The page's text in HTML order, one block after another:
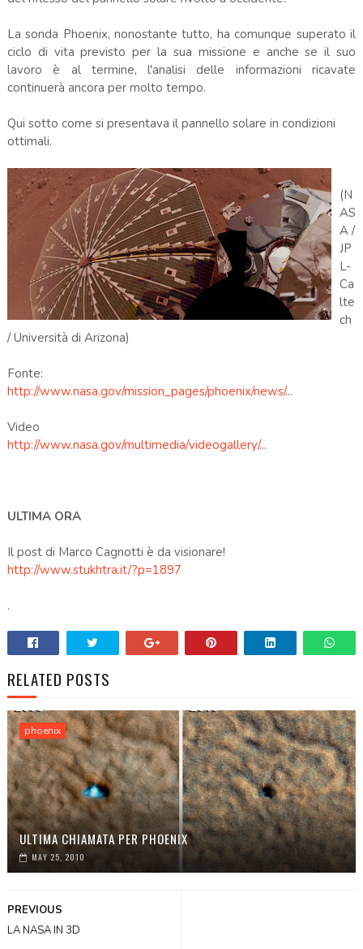
La sonda Phoenix, nonostante tutto, ha comunque superato il
ciclo di vita previsto per la sua missione e anche se il suo
lavoro è al termine, l'analisi delle informazioni ricavate
continuerà ancora per molto tempo.
Qui sotto come si presentava il pannello solare in condizioni
ottimali.
(N
AS
A /
JP
L-
Ca
lte
ch
/ Università di Arizona)
Fonte:
http://www.nasa.gov/mission_pages/phoenix/news/...
Video
http://www.nasa.gov/multimedia/videogallery/...
ULTIMA ORA
Il post di Marco Cagnotti è da visionare!
http://www.stukhtra.it/?p=1897
.
RELATED POSTS
phoenix
ULTIMA CHIAMATA PER PHOENIX
MAY 25, 2010
PREVIOUS
LA NASA IN 3D